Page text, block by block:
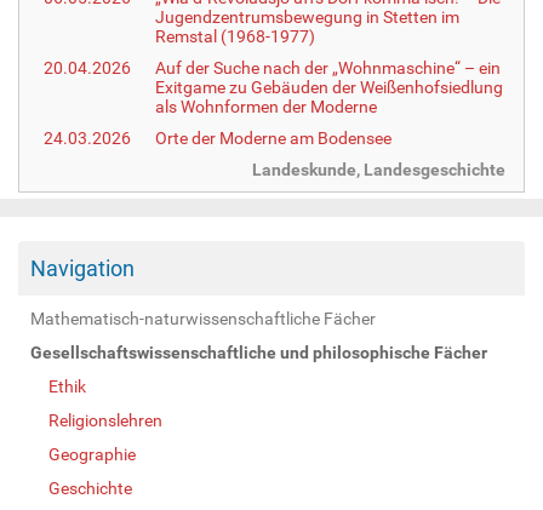
Jugendzentrumsbewegung in Stetten im
Remstal (1968-1977)
20.04.2026
Auf der Suche nach der „Wohnmaschine“ – ein
Exitgame zu Gebäuden der Weißenhofsiedlung
als Wohnformen der Moderne
24.03.2026
Orte der Moderne am Bodensee
Landeskunde, Landesgeschichte
Navigation
Mathematisch-naturwissenschaftliche Fächer
Gesellschaftswissenschaftliche und philosophische Fächer
Ethik
Religionslehren
Geographie
Geschichte